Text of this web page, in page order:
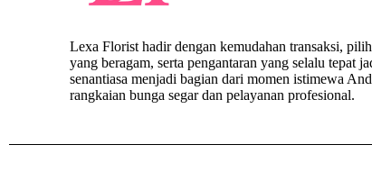
Lexa Florist hadir dengan kemudahan transaksi,
yang beragam, serta pengantaran yang selalu tepat
senantiasa menjadi bagian dari momen istimewa
rangkaian bunga segar dan pelayanan profesional.